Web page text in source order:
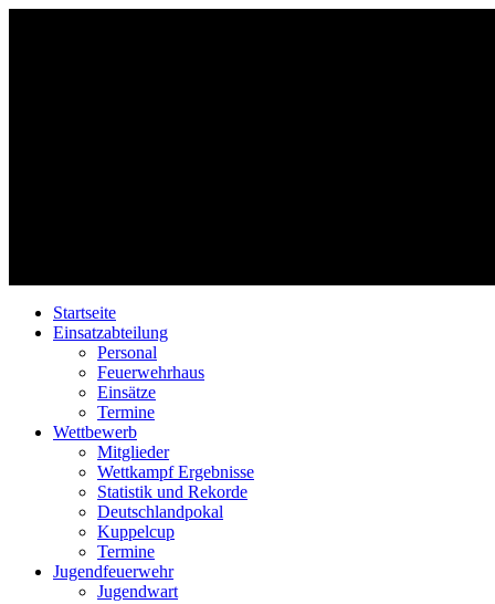
Startseite
Einsatzabteilung
Personal
Feuerwehrhaus
Einsätze
Termine
Wettbewerb
Mitglieder
Wettkampf Ergebnisse
Statistik und Rekorde
Deutschlandpokal
Kuppelcup
Termine
Jugendfeuerwehr
Jugendwart